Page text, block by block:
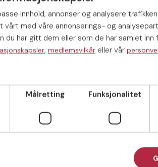
du først være
nå du har tid til å finne
vil hjelpe deg
å oppnå i livet,
med å
ærlig og oppriktig
komme dit du vil.
på seg. Du
innhold, annonser og analysere
med våre annonserings- og
du har gitt dem eller som de har samlet inn
, medlemsvilkår eller vår
Målretting Funksjonalitet